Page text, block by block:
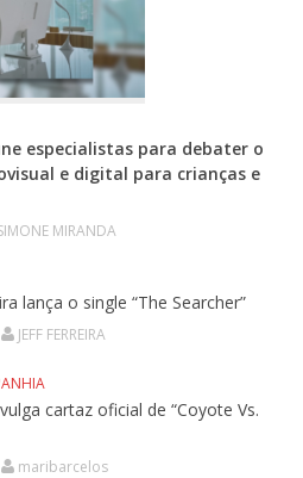
especialistas para debater o
e digital para crianças e
MIRANDA
lança o single “The Searcher”
JEFF FERREIRA
cartaz oficial de “Coyote Vs.
maribarcelos